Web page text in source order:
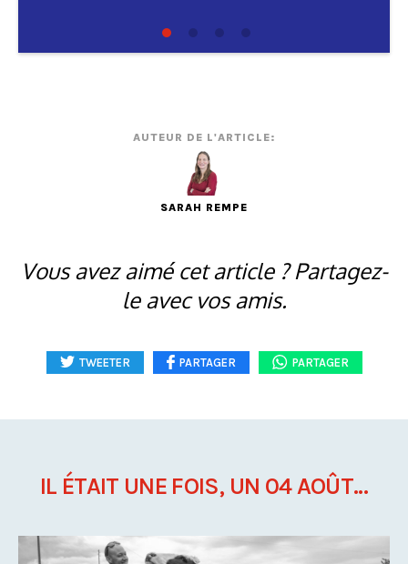
AUTEUR DE L'ARTICLE:
SARAH REMPE
Vous avez aimé cet article ? Partagez-
le avec vos amis.
TWEETER PARTAGER PARTAGER
IL ÉTAIT UNE FOIS, UN 04 AOÛT...